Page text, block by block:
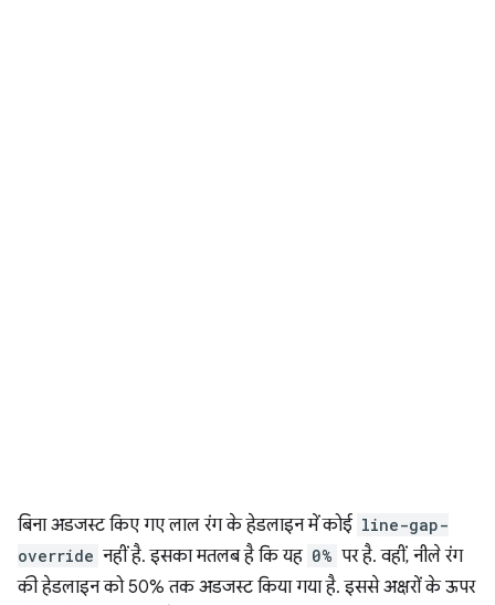
बिना अडजस्ट किए गए लाल रंग के हेडलाइन में कोई line-gap-
override नहीं है. इसका मतलब है कि यह 0% पर है. वहीं, नीले रंग
की हेडलाइन को 50% तक अडजस्ट किया गया है. इससे अक्षरों के ऊपर